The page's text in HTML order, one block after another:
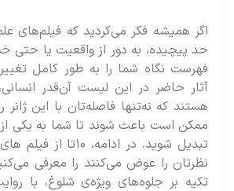
همیشه فکر می‌کردید که فیلم‌های علمی‌
پیچیده، به دور از واقعیت یا حتی خسته‌
نگاه شما را به طور کامل تغییر
حاضر در این لیست آن‌قدر انسانی،
که نه‌تنها فاصله‌تان با این ژانر را کم
است باعث شوند تا شما به یکی از
تبدیل شوید. در ادامه، ۱۰تا از
را عوض می‌کنند را معرفی می‌کنیم؛
بر جلوه‌های ویژه‌ی شلوغ، با